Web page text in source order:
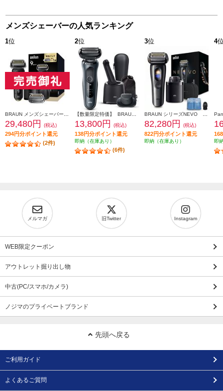
メンズシェーバーの人気ランキング
1位
29,480円 (税込)
294円分ポイント還元
(2件)
2位
13,800円 (税込)
138円分ポイント還元
即納（在庫あり）
(6件)
3位
82,280円 (税込)
822円分ポイント還元
即納（在庫あり）
4
即
メルマガ 旧Twitter Instagram
WEB限定クーポン
アウトレット掘り出し物
中古(PC/スマホ/カメラ)
ノジマのプライベートブランド
先頭へ戻る
ご利用ガイド
よくあるご質問